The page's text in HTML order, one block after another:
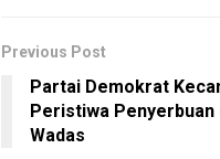
Previous Post
Partai Demokrat
Peristiwa Penyerbuan
Wadas